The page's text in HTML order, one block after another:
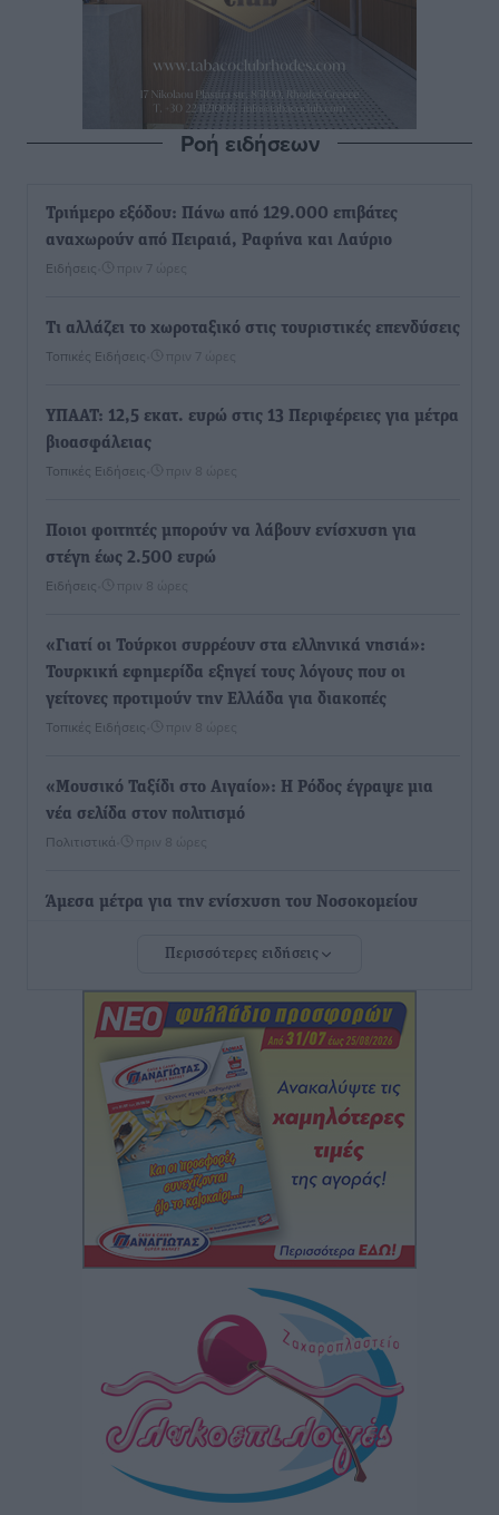
Ροή ειδήσεων
Τριήμερο εξόδου: Πάνω από 129.000 επιβάτες
αναχωρούν από Πειραιά, Ραφήνα και Λαύριο
Ειδήσεις πριν 7 ώρες
Τι αλλάζει το χωροταξικό στις τουριστικές επενδύσεις
Τοπικές Ειδήσεις πριν 7 ώρες
ΥΠΑΑΤ: 12,5 εκατ. ευρώ στις 13 Περιφέρειες για μέτρα
βιοασφάλειας
Τοπικές Ειδήσεις πριν 8 ώρες
Ποιοι φοιτητές μπορούν να λάβουν ενίσχυση για
στέγη έως 2.500 ευρώ
Ειδήσεις πριν 8 ώρες
«Γιατί οι Τούρκοι συρρέουν στα ελληνικά νησιά»:
Τουρκική εφημερίδα εξηγεί τους λόγους που οι
γείτονες προτιμούν την Ελλάδα για διακοπές
Τοπικές Ειδήσεις πριν 8 ώρες
«Μουσικό Ταξίδι στο Αιγαίο»: Η Ρόδος έγραψε μια
νέα σελίδα στον πολιτισμό
Πολιτιστικά πριν 8 ώρες
Άμεσα μέτρα για την ενίσχυση του Νοσοκομείου
ανακοίνωσε ο Άδωνις Γεωργιάδης
Iατρικός Σύλλογος Ροδου προς Α. Γεωργιάδη:
Στρατηγικές Προτάσεις για την Ενίσχυση της
Δημόσιας Υγείας στη Νησιωτική Ελλάδα και στα
Νοσοκομεία της Γ΄ Ζώνης
Τοπικές Ειδήσεις πριν 9 ώρες
Πάνθηρες: Ξεκίνησαν αισιόδοξοι για την παρθενική
“πτήση” τους
Αθλητικά• πριν 9 ώρες
Άρης Αρχαγγέλου: Στο πλευρό του άτυχου Ιάκωβου
• πριν 9 ώρες
Φοίβος: Η μεγάλη επιστροφή του Μπρένο Σαλβατιέρα
πριν 9 ώρες
Περισσότερες ειδήσεις